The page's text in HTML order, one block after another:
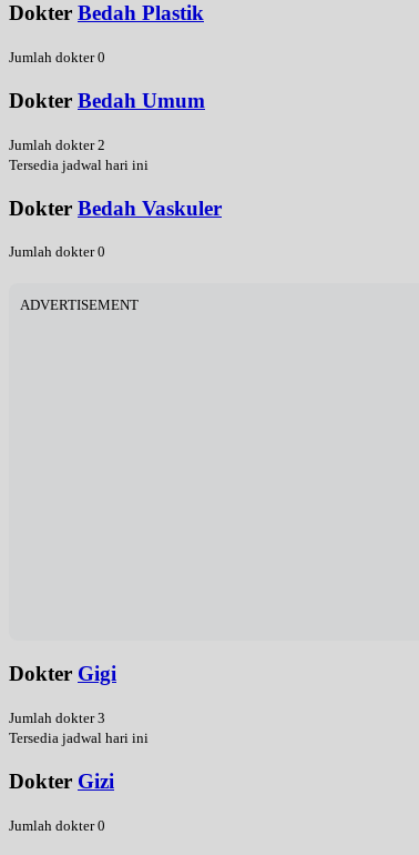
Dokter Bedah Plastik
Jumlah dokter 0
Dokter Bedah Umum
Jumlah dokter 2
Tersedia jadwal hari ini
Dokter Bedah Vaskuler
Jumlah dokter 0
ADVERTISEMENT
Dokter Gigi
Jumlah dokter 3
Tersedia jadwal hari ini
Dokter Gizi
Jumlah dokter 0